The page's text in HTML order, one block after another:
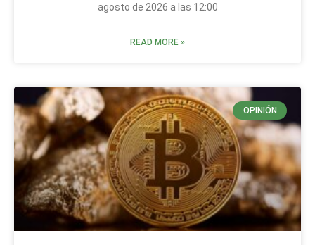
agosto de 2026 a las 12:00
READ MORE »
OPINIÓN